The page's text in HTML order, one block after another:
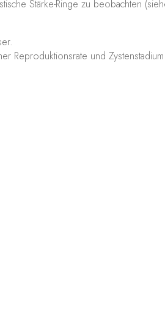
Stärke-Ringe zu beobachten
Reproduktionsrate und